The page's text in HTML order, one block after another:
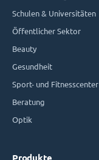
Schulen & Universitäten
Öffentlicher Sektor
Beauty
Gesundheit
Sport- und Fitnesscenter
Beratung
Optik
Produkte